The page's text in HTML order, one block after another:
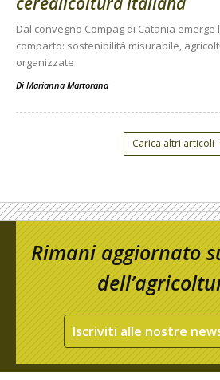
Dal convegno Compag di Catania
comparto: sostenibilità misurabile,
organizzate
Di Marianna Martorana
Carica altri articoli
Rimani aggiornato
Iscriviti alle nostre